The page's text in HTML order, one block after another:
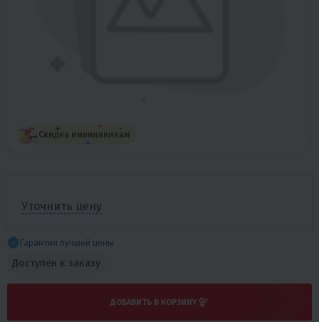
Скидка именинникам
Гарантия лучшей цены
Уточнить цену
Доступен к заказу
ДОБАВИТЬ В КОРЗИНУ